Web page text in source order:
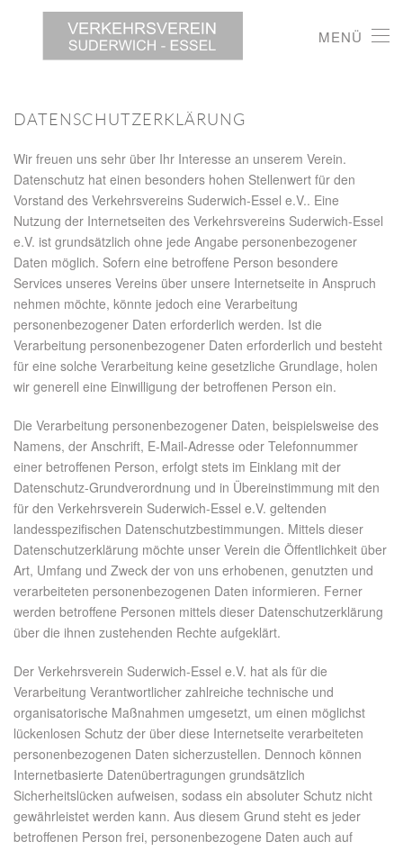
MENÜ
DATENSCHUTZERKLÄRUNG
Wir freuen uns sehr über Ihr Interesse an unserem Verein.
Datenschutz hat einen besonders hohen Stellenwert für den
Vorstand des Verkehrsvereins Suderwich-Essel e.V.. Eine
Nutzung der Internetseiten des Verkehrsvereins Suderwich-Essel
e.V. ist grundsätzlich ohne jede Angabe personenbezogener
Daten möglich. Sofern eine betroffene Person besondere
Services unseres Vereins über unsere Internetseite in Anspruch
nehmen möchte, könnte jedoch eine Verarbeitung
personenbezogener Daten erforderlich werden. Ist die
Verarbeitung personenbezogener Daten erforderlich und besteht
für eine solche Verarbeitung keine gesetzliche Grundlage, holen
wir generell eine Einwilligung der betroffenen Person ein.
Die Verarbeitung personenbezogener Daten, beispielsweise des
Namens, der Anschrift, E-Mail-Adresse oder Telefonnummer
einer betroffenen Person, erfolgt stets im Einklang mit der
Datenschutz-Grundverordnung und in Übereinstimmung mit den
für den Verkehrsverein Suderwich-Essel e.V. geltenden
landesspezifischen Datenschutzbestimmungen. Mittels dieser
Datenschutzerklärung möchte unser Verein die Öffentlichkeit über
Art, Umfang und Zweck der von uns erhobenen, genutzten und
verarbeiteten personenbezogenen Daten informieren. Ferner
werden betroffene Personen mittels dieser Datenschutzerklärung
über die ihnen zustehenden Rechte aufgeklärt.
Der Verkehrsverein Suderwich-Essel e.V. hat als für die
Verarbeitung Verantwortlicher zahlreiche technische und
organisatorische Maßnahmen umgesetzt, um einen möglichst
lückenlosen Schutz der über diese Internetseite verarbeiteten
personenbezogenen Daten sicherzustellen. Dennoch können
Internetbasierte Datenübertragungen grundsätzlich
Sicherheitslücken aufweisen, sodass ein absoluter Schutz nicht
gewährleistet werden kann. Aus diesem Grund steht es jeder
betroffenen Person frei, personenbezogene Daten auch auf